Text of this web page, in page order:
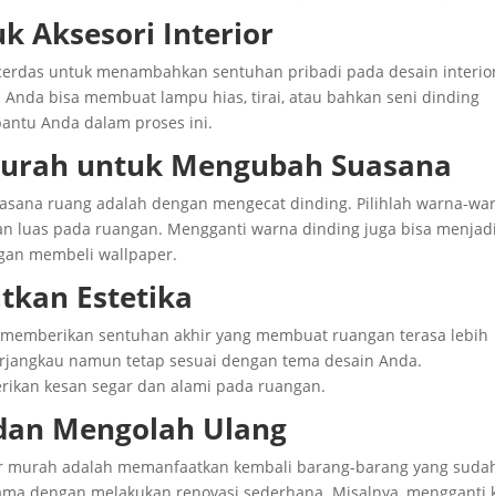
Aksesori Interior
untuk menambahkan sentuhan pribadi pada desain
bisa membuat lampu hias, tirai, atau bahkan seni dinding
Anda dalam proses ini.
untuk Mengubah Suasana
ruang adalah dengan mengecat dinding. Pilihlah warna-
luas pada ruangan. Mengganti warna dinding juga bisa menjadi
membeli wallpaper.
Estetika
sentuhan akhir yang membuat ruangan terasa lebih
namun tetap sesuai dengan tema desain Anda.
kesan segar dan alami pada ruangan.
Mengolah Ulang
adalah memanfaatkan kembali barang-barang yang